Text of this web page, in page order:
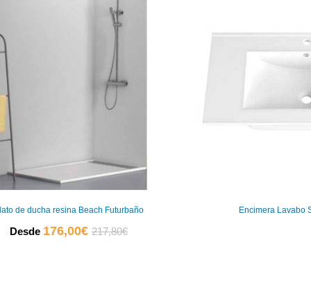
de ducha resina Beach Futurbaño
Desde 176,00€El217,80€El
Encimera Lavabo